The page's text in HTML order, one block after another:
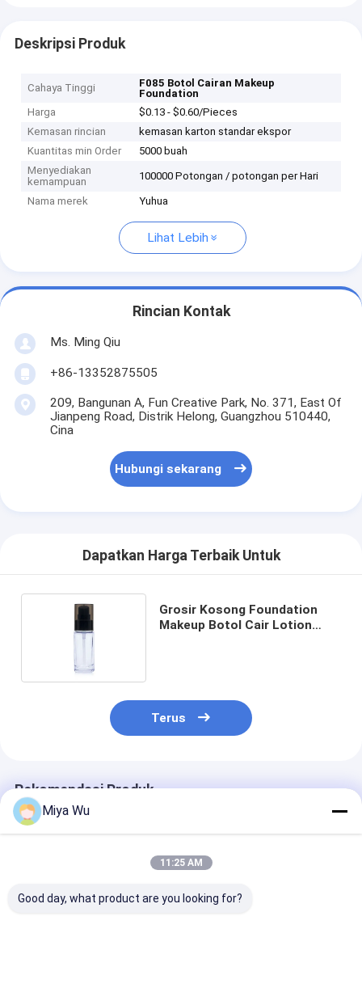
Deskripsi Produk
Cahaya Tinggi
F085 Botol Cairan Makeup
Foundation
Harga
$0.13 - $0.60/Pieces
Kemasan rincian
kemasan karton standar ekspor
Kuantitas min Order
5000 buah
Menyediakan
kemampuan
100000 Potongan / potongan per Hari
Nama merek Yuhua
Lihat Lebih
Rincian Kontak
Ms. Ming Qiu
+86-13352875505
209, Bangunan A, Fun Creative Park, No. 371, East Of
Jianpeng Road, Distrik Helong, Guangzhou 510440,
Cina
Hubungi sekarang
Dapatkan Harga Terbaik Untuk
Grosir Kosong Foundation
Makeup Botol Cair Lotion
Terus
Rekomendasi Produk
Miya Wu
11:25 AM
Good day, what product are you looking for?